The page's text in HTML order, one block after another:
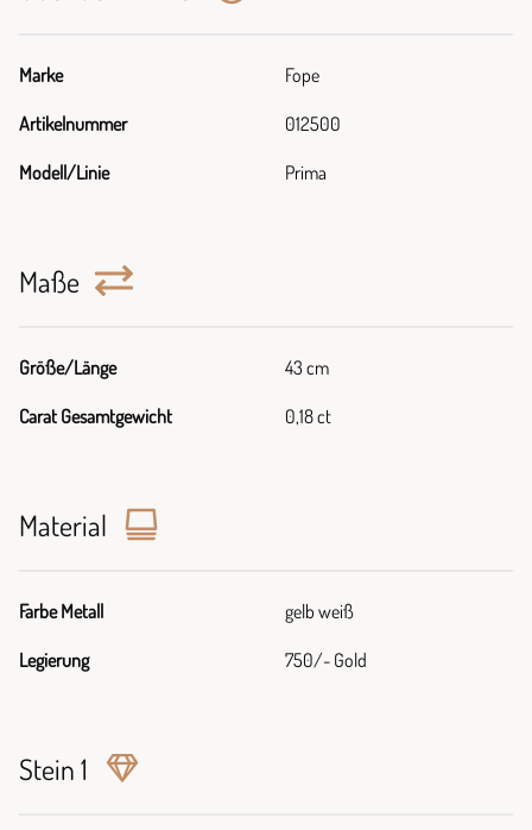
Marke Fope
Artikelnummer 012500
Modell/Linie Prima
Maße
Größe/Länge 43 cm
Carat Gesamtgewicht 0,18 ct
Material
Farbe Metall gelb weiß
Legierung 750/- Gold
Stein 1